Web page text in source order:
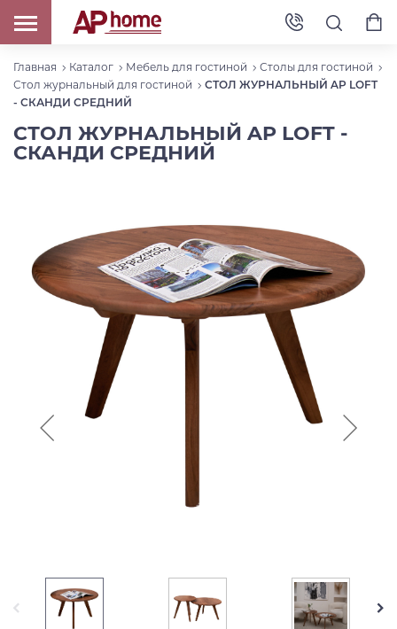
Главная Каталог Мебель для гостиной
Столы для гостиной
Стол журнальный для гостиной
СТОЛ ЖУРНАЛЬНЫЙ AP LOFT
- СКАНДИ СРЕДНИЙ
СТОЛ ЖУРНАЛЬНЫЙ AP LOFT -
СКАНДИ СРЕДНИЙ